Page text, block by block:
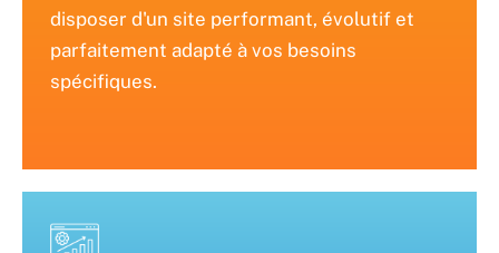
disposer d'un site performant, évolutif et
parfaitement adapté à vos besoins
spécifiques.